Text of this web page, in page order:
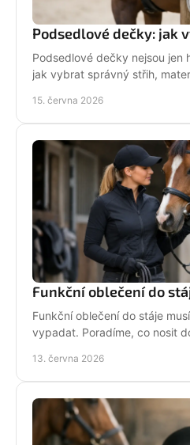
Podsedlové dečky: jak
Podsedlové dečky nejsou jen
jak vybrat správný střih,
15. června 2026
Funkční oblečení do
Funkční oblečení do stáje
vypadat. Poradíme, co nosit
13. června 2026